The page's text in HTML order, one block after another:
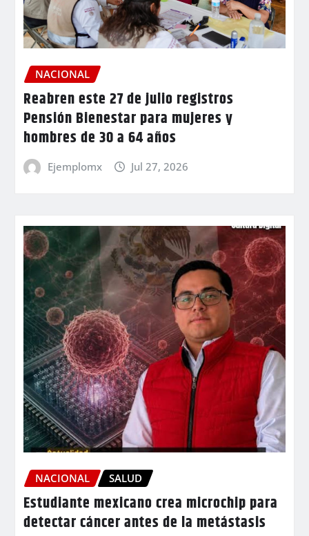
NACIONAL
Reabren este 27 de julio registros
Pensión Bienestar para mujeres y
hombres de 30 a 64 años
Ejemplomx Jul 27, 2026
NACIONAL SALUD
Estudiante mexicano crea microchip para
detectar cáncer antes de la metástasis